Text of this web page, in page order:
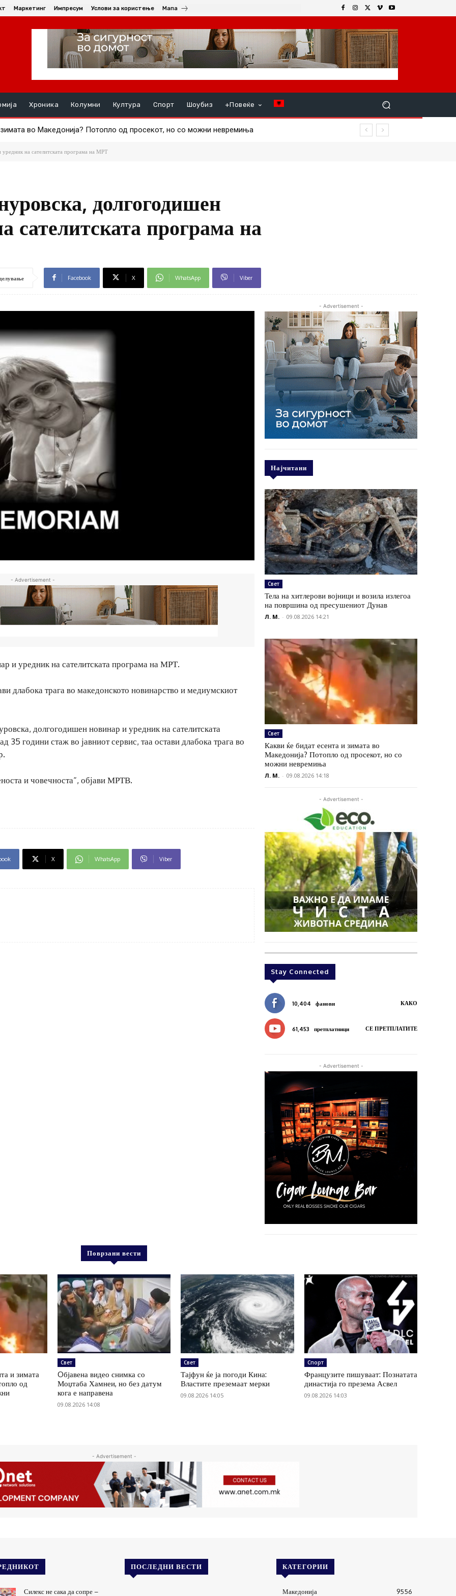
Маркетинг Импресум Услови за користење Мапа
Хроника Колумни Култура Спорт Шоубиз +Повеќе
во Македонија? Потопло од просекот, но со можни невремиња
Моџтаба Хамнеи, но без датум кога е направена
на сателитската програма на МРТ
долгогодишен
сателитската програма на
Facebook X WhatsApp Viber
- Advertisement -
и уредник на сателитската програма на МРТ.
длабока трага во македонското новинарство и медиумскиот
долгогодишен новинар и уредник на сателитската
35 години стаж во јавниот сервис, таа остави длабока трага во
и човечноста“, објави МРТВ.
X WhatsApp Viber
- Advertisement -
Најчитани
Свет
Тела на хитлерови војници и возила излегоа
на површина од пресушениот Дунав
Л. М. - 09.08.2026 14:21
Свет
Какви ќе бидат есента и зимата во
Македонија? Потопло од просекот, но со
можни невремиња
Л. М. - 09.08.2026 14:18
- Advertisement -
Stay Connected
10,404 фанови КАКО
61,453 претплатници СЕ ПРЕТПЛАТИТЕ
- Advertisement -
Поврзани вести
и зимата
од
Свет
Oбјавена видео снимка со
Моџтаба Хамнеи, но без датум
кога е направена
09.08.2026 14:08
Свет
Тајфун ќе ја погоди Кина:
Властите преземаат мерки
09.08.2026 14:05
Спорт
Французите пишуваат: Познатата
династија го презема Асвел
09.08.2026 14:03
- Advertisement -
Силекс не сака да сопре –
ПОСЛЕДНИ ВЕСТИ КАТЕГОРИИ
Македонија 9556